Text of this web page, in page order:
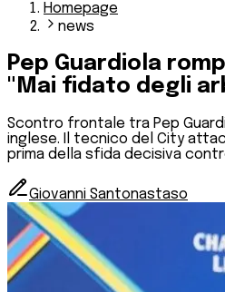
Homepage
news
Pep Guardiola
"Mai fidato degli
Scontro frontale tra Pep
inglese. Il tecnico del City
prima della sfida decisiva
Giovanni Santonastaso